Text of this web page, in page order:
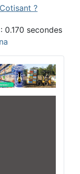
Cotisant ?
0.170 secondes